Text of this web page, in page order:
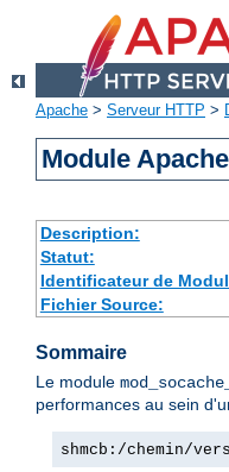
Apache > Serveur HTTP >
Module
Description:
Statut:
Identificateur de
Fichier Source:
Sommaire
Le module
performances au sein
shmcb:/chemin/